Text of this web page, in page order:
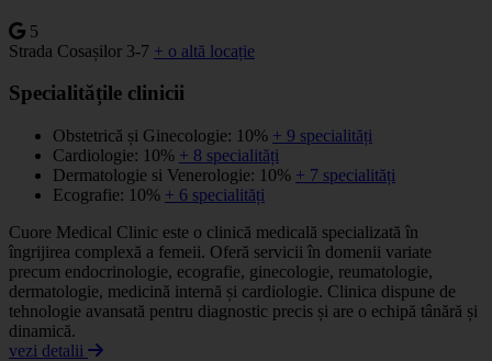
5
Strada Cosașilor 3-7 + o altă locație
Specialitățile clinicii
Obstetrică și Ginecologie: 10% + 9 specialități
Cardiologie: 10% + 8 specialități
Dermatologie si Venerologie: 10% + 7 specialități
Ecografie: 10% + 6 specialități
Cuore Medical Clinic este o clinică medicală specializată în
îngrijirea complexă a femeii. Oferă servicii în domenii variate
precum endocrinologie, ecografie, ginecologie, reumatologie,
dermatologie, medicină internă și cardiologie. Clinica dispune de
tehnologie avansată pentru diagnostic precis și are o echipă tânără și
dinamică.
vezi detalii